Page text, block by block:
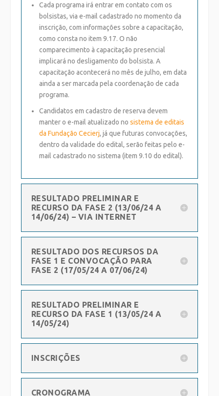
Cada programa irá entrar em contato com os
bolsistas, via e-mail cadastrado no momento da
inscrição, com informações sobre a capacitação,
como consta no item 9.17. O não
comparecimento à capacitação presencial
implicará no desligamento do bolsista. A
capacitação acontecerá no mês de julho, em data
ainda a ser marcada pela coordenação de cada
programa.
Candidatos em cadastro de reserva devem
manter o e-mail atualizado no sistema de editais
da Fundação Cecierj, já que futuras convocações,
dentro da validade do edital, serão feitas pelo e-
mail cadastrado no sistema (item 9.10 do edital).
RESULTADO PRELIMINAR E
RECURSO DA FASE 2 (13/06/24 A
14/06/24) – VIA INTERNET
RESULTADO DOS RECURSOS DA
FASE 1 E CONVOCAÇÃO PARA
FASE 2 (17/05/24 A 07/06/24)
RESULTADO PRELIMINAR E
RECURSO DA FASE 1 (13/05/24 A
14/05/24)
INSCRIÇÕES
CRONOGRAMA